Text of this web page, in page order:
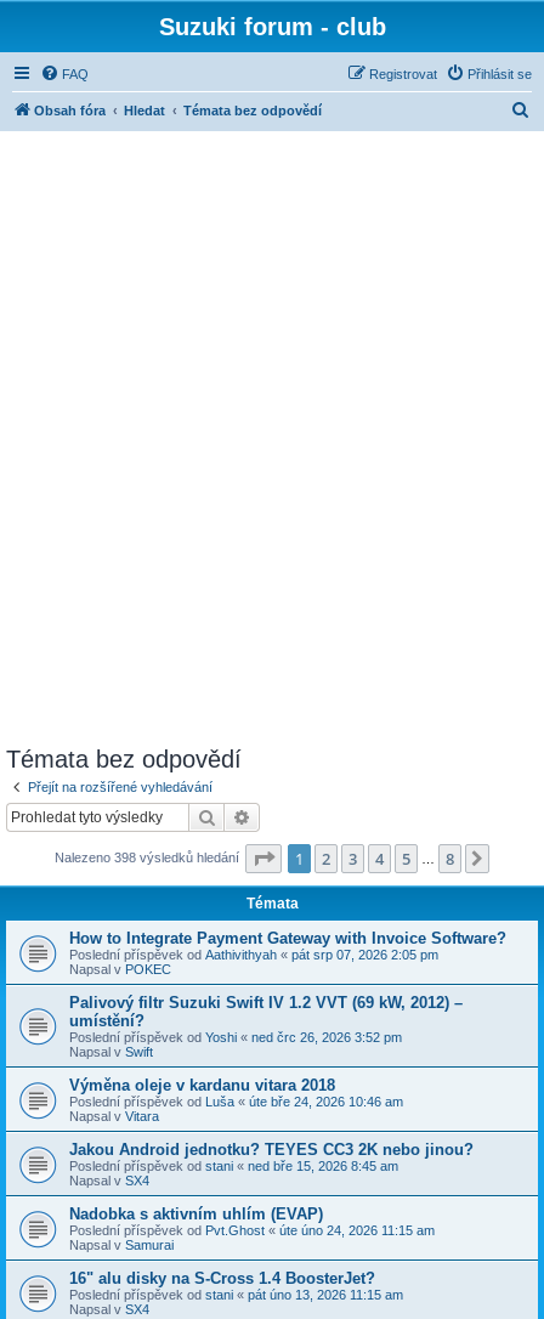
Suzuki forum - club
FAQ Přihlásit se
Registrovat
Obsah fóra Hledat Témata bez odpovědí
Témata bez odpovědí
Přejít na rozšířené vyhledávání
Hledat
Nalezeno 398 výsledků hledání Stránka z
1 2 3 4 5 8
Témata
How to Integrate Payment Gateway with Invoice Software?
Poslední příspěvek od Aathivithyah « pát srp 07, 2026 2:05 pm
Napsal v POKEC
Palivový filtr Suzuki Swift IV 1.2 VVT (69 kW, 2012) –
umístění?
Poslední příspěvek od Yoshi « ned črc 26, 2026 3:52 pm
Napsal v Swift
Výměna oleje v kardanu vitara 2018
Poslední příspěvek od Luša « úte bře 24, 2026 10:46 am
Napsal v Vitara
Jakou Android jednotku? TEYES CC3 2K nebo jinou?
Poslední příspěvek od stani « ned bře 15, 2026 8:45 am
Napsal v SX4
Nadobka s aktivním uhlím (EVAP)
Poslední příspěvek od Pvt.Ghost « úte úno 24, 2026 11:15 am
Napsal v Samurai
16" alu disky na S-Cross 1.4 BoosterJet?
Poslední příspěvek od stani « pát úno 13, 2026 11:15 am
Napsal v SX4